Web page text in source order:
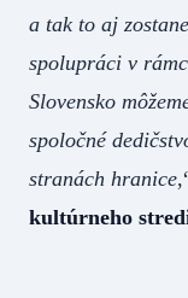
a tak to aj
spolupráci v
Slovensko
spoločné
stranách hranice
kultúrneho